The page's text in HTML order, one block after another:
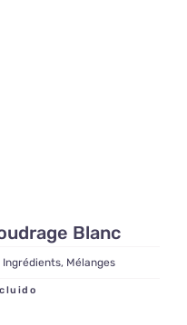
Blanc
Ingrédients, Mélanges